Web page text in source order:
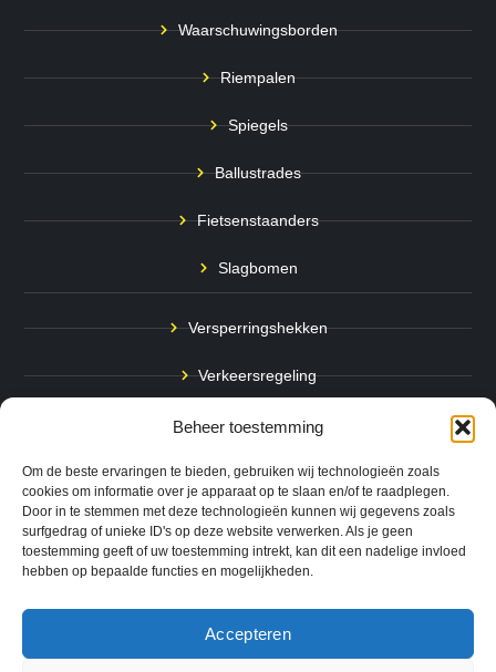
Beheer toestemming
Om de beste ervaringen te bieden, gebruiken wij technologieën zoals
cookies om informatie over je apparaat op te slaan en/of te raadplegen.
Door in te stemmen met deze technologieën kunnen wij gegevens zoals
surfgedrag of unieke ID's op deze website verwerken. Als je geen
toestemming geeft of uw toestemming intrekt, kan dit een nadelige invloed
hebben op bepaalde functies en mogelijkheden.
Accepteren
Waarschuwingsborden
Riempalen
Spiegels
Ballustrades
Fietsenstaanders
Slagbomen
Versperringshekken
Verkeersregeling
Stadspalen
Afzetpalen
Bodemmarkering
Ram- & Aanrijbeveiliging